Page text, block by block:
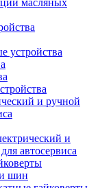
масляных
устройства
и ручной
и
автосервиса
шин